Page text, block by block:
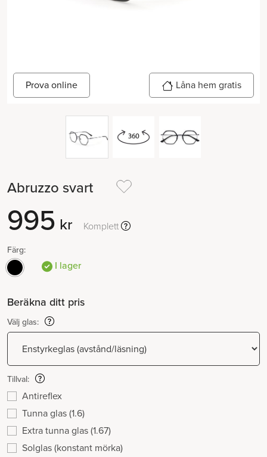
Prova online Låna hem gratis
Abruzzo svart
995 kr Komplett
Färg:
I lager
Beräkna ditt pris
Välj glas:
Tillval:
Antireflex
Tunna glas (1.6)
Extra tunna glas (1.67)
Solglas (konstant mörka)